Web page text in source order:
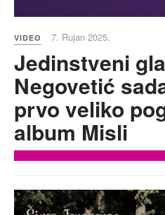
VIDEO 7. Rujan 2025.
Jedinstveni
Negovetić
prvo veliko
album Misli